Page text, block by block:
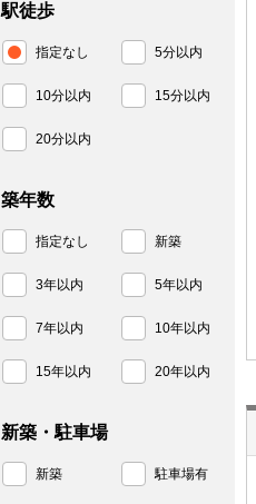
駅徒歩
指定なし 5分以内
10分以内 15分以内
20分以内
築年数
指定なし 新築
3年以内 5年以内
7年以内 10年以内
15年以内 20年以内
新築・駐車場
新築 駐車場有